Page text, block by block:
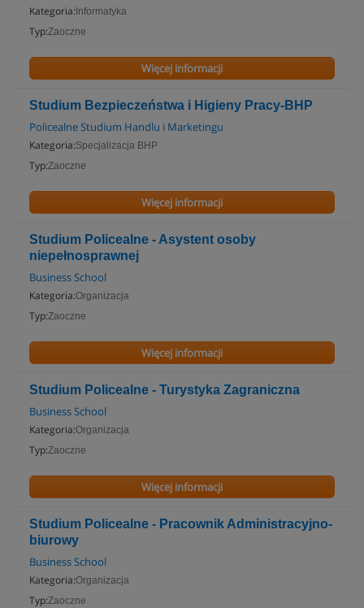
Kategoria: Informatyka
Typ:Zaoczne
Więcej informacji
Studium Bezpieczeństwa i Higieny Pracy-BHP
Policealne Studium Handlu i Marketingu
Kategoria:Specjalizacja BHP
Typ:Zaoczne
Więcej informacji
Studium Policealne - Asystent osoby
niepełnosprawnej
Business School
Kategoria:Organizacja
Typ:Zaoczne
Więcej informacji
Studium Policealne - Turystyka Zagraniczna
Business School
Kategoria:Organizacja
Typ:Zaoczne
Więcej informacji
Studium Policealne - Pracownik Administracyjno-
biurowy
Business School
Kategoria:Organizacja
Typ:Zaoczne